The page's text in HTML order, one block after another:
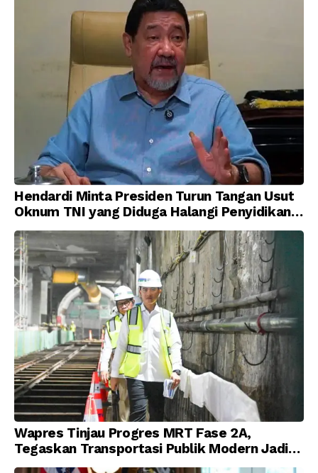
Hendardi Minta Presiden Turun Tangan Usut
Oknum TNI yang Diduga Halangi Penyidikan
Korupsi
Wapres Tinjau Progres MRT Fase 2A,
Tegaskan Transportasi Publik Modern Jadi
Prioritas Nasional